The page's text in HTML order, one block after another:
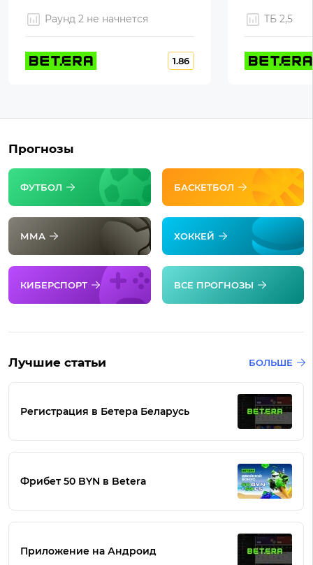
Раунд 2 не начнется
1.86
ТБ 2,5
Прогнозы
ФУТБОЛ БАСКЕТБОЛ
ММА ХОККЕЙ
КИБЕРСПОРТ ВСЕ ПРОГНОЗЫ
Лучшие статьи БОЛЬШЕ
Регистрация в Бетера Беларусь
Фрибет 50 BYN в Betera
Приложение на Андроид